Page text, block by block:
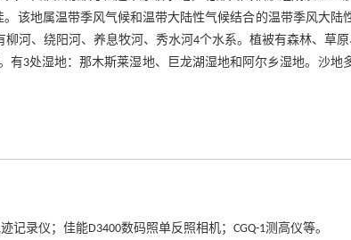
该地属温带季风气候和温带大陆性气候结合的温带季风大陆
河、绕阳河、养息牧河、秀水河4个水系。植被有森林、草
有3处湿地：那木斯莱湿地、巨龙湖湿地和阿尔乡湿地。沙地
记录仪；佳能D3400数码照单反照相机；CGQ-1测高仪等。